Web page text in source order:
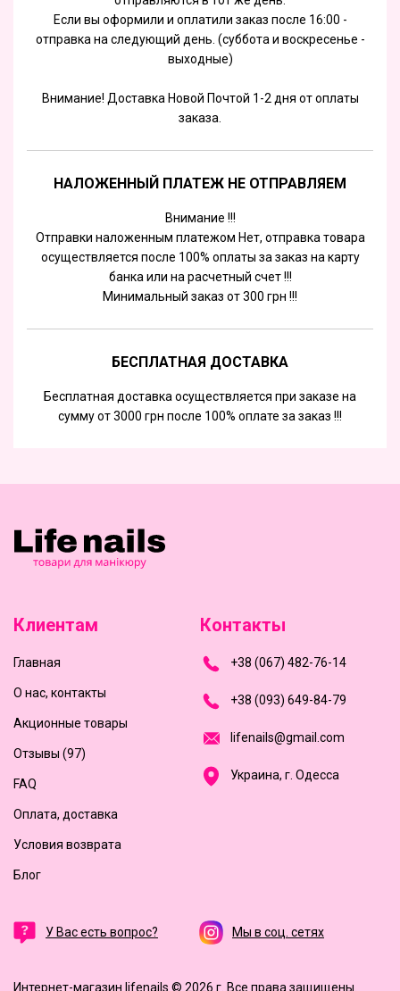
Если вы оформили и оплатили заказ после 16:00 -
отправка на следующий день. (суббота и воскресенье -
выходные)
Внимание! Доставка Новой Почтой 1-2 дня от оплаты
заказа.
НАЛОЖЕННЫЙ ПЛАТЕЖ НЕ ОТПРАВЛЯЕМ
Внимание !!!
Отправки наложенным платежом Нет, отправка товара
осуществляется после 100% оплаты за заказ на карту
банка или на расчетный счет !!!
Минимальный заказ от 300 грн !!!
БЕСПЛАТНАЯ ДОСТАВКА
Бесплатная доставка осуществляется при заказе на
сумму от 3000 грн после 100% оплате за заказ !!!
Клиентам
Главная
О нас, контакты
Акционные товары
Отзывы (97)
FAQ
Оплата, доставка
Условия возврата
Блог
Контакты
+38 (067) 482-76-14
+38 (093) 649-84-79
ifenai s@gmai com
Украина, г. Одесса
У Вас есть вопрос? Мы в соц. сетях
Интернет-магазин lifenails © 2026 г. Все права защищены.